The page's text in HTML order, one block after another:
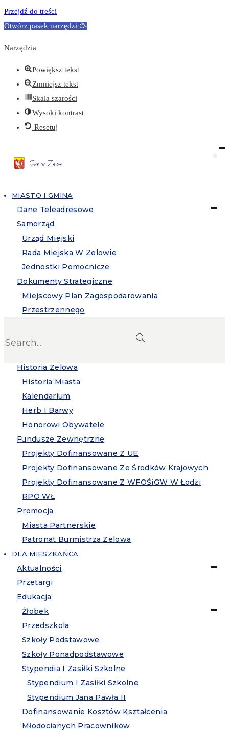
Przejdź do treści
Otwórz pasek narzędzi
Narzędzia
Powiększ tekst
Zmniejsz tekst
Skala szarości
Wysoki kontrast
Resetuj
MIASTO I GMINA
Dane Teleadresowe
Samorząd
Urząd Miejski
Rada Miejska W Zelowie
Jednostki Pomocnicze
Dokumenty Strategiczne
Miejscowy Plan Zagospodarowania
Przestrzennego
Strategia Rozwoju Gminy Zelów
Historia Zelowa
Historia Miasta
Kalendarium
Herb I Barwy
Honorowi Obywatele
Fundusze Zewnętrzne
Projekty Dofinansowane Z UE
Projekty Dofinansowane Ze Środków Krajowych
Projekty Dofinansowane Z WFOŚiGW W Łodzi
RPO WŁ
Promocja
Miasta Partnerskie
Patronat Burmistrza Zelowa
DLA MIESZKAŃCA
Aktualności
Przetargi
Edukacja
Żłobek
Przedszkola
Szkoły Podstawowe
Szkoły Ponadpodstawowe
Stypendia I Zasiłki Szkolne
Stypendium I Zasiłki Szkolne
Stypendium Jana Pawła II
Dofinansowanie Kosztów Kształcenia
Młodocianych Pracowników